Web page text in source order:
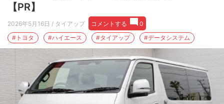
【PR】
2026年5月16日 / タイアップ コメントする
0
#トヨタ
#ハイエース #タイアップ #データシステム